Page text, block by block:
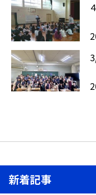
新着記事